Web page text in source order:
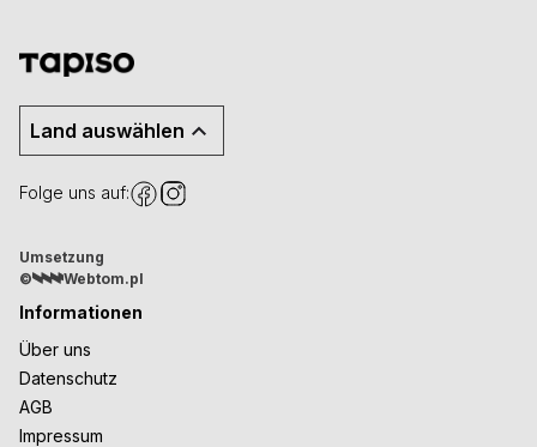
Land auswählen
Folge uns auf:
Umsetzung
©
Webtom.pl
Informationen
Über uns
Datenschutz
AGB
Impressum